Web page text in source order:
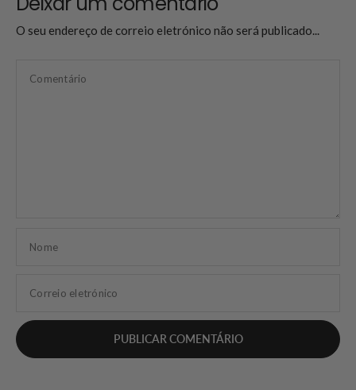
O seu endereço de correio eletrónico não será publicado...
Comentário
Nome
Correio eletrónico